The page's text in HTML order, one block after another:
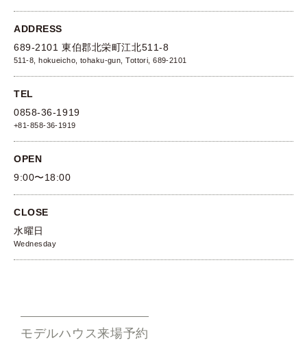
ADDRESS
689-2101 東伯郡北栄町江北511-8
511-8, hokueicho, tohaku-gun, Tottori, 689-2101
TEL
0858-36-1919
+81-858-36-1919
OPEN
9:00〜18:00
CLOSE
水曜日
Wednesday
モデルハウス来場予約